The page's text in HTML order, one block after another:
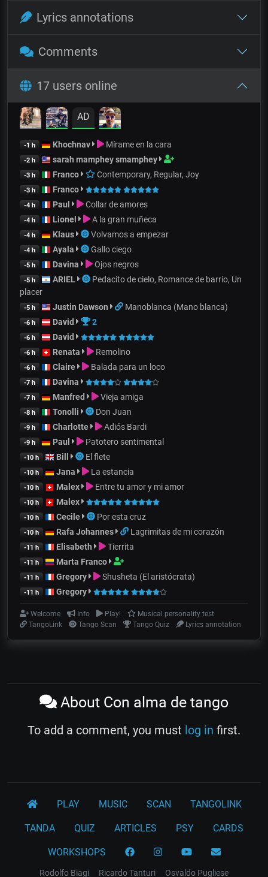
Lyrics annotations
Comments
17 users online
AD
-1 h Khochnav Mírame en la cara
-2 h sarah mamphey smamphey
-3 h Franco Contemporary, Regular, Joy
-3 h Franco
-4 h Paul Collar de amores
-4 h Lionel A la gran muñeca
-4 h Klaus Volvamos a empezar
-4 h Ayala Gallo ciego
-5 h Davina Ojos negros
-5 h ARIEL
Pedacito de cielo, Romance de barrio, Un
placer
-5 h Justin Dawson Manoblanca (Mano blanca)
-6 h David 2
-6 h David
-6 h Renata Remolino
-6 h Claire Balada para un loco
-7 h Davina
-7 h Manfred Vieja amiga
-8 h Tonolli Don Juan
-9 h Charlotte Adiós Bardi
-9 h Paul Patotero sentimental
-10 h Bill El flete
-10 h Jana La estancia
-10 h Malex Entre tu amor y mi amor
-10 h Malex
-10 h Cecile Por esta cruz
-10 h Rafa Johannes Lagrimitas de mi corazón
-11 h Elisabeth Tierrita
-11 h Marta Franco
-11 h Gregory Shusheta (El aristócrata)
-11 h Gregory
Welcome Info Play!
Musical personality test
TangoLink
Tango Scan Tango Quiz Lyrics annotation
About Con alma de tango
To add a comment, you must log in first.
PLAY MUSIC SCAN TANGOLINK
TANDA QUIZ ARTICLES PSY CARDS
WORKSHOPS
Rodolfo Biagi Ricardo Tanturi Osvaldo Pugliese